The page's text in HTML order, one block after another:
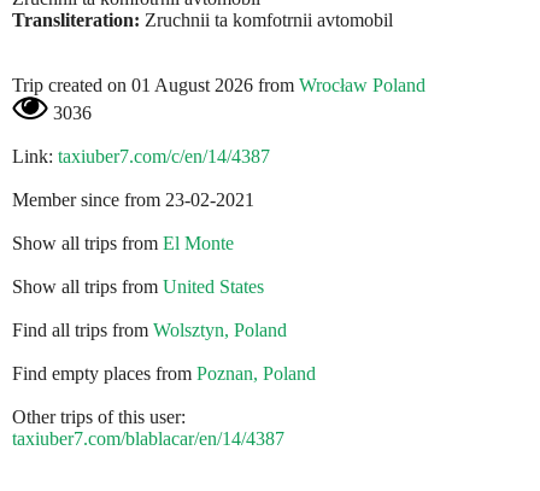
Transliteration: Zruchnii ta komfotrnii avtomobіl
Trip created on 01 August 2026 from Wrocław Poland
3036
Link: taxiuber7.com/c/en/14/4387
Member since from 23-02-2021
Show all trips from El Monte
Show all trips from United States
Find all trips from Wolsztyn, Poland
Find empty places from Poznan, Poland
Other trips of this user:
taxiuber7.com/blablacar/en/14/4387